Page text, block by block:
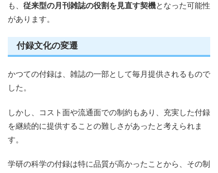
も、 従来型の月刊雑誌の役割を見直す契機となった可能性
があります。
付録文化の変遷
かつての付録は、雑誌の一部として毎月提供されるもので
した。
しかし、コスト面や流通面での制約もあり、充実した付録
を継続的に提供することの難しさがあったと考えられま
す。
学研の科学の付録は特に品質が高かったことから、その制